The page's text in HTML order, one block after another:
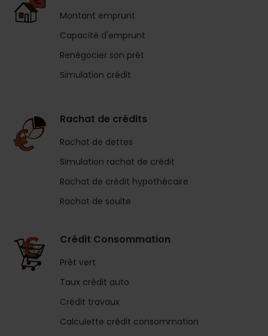
Montant emprunt
Capacité d'emprunt
Renégocier son prêt
Simulation crédit
Rachat de crédits
Rachat de dettes
Simulation rachat de crédit
Rachat de crédit hypothécaire
Rachat de soulte
Crédit Consommation
Prêt vert
Taux crédit auto
Crédit travaux
Calculette crédit consommation